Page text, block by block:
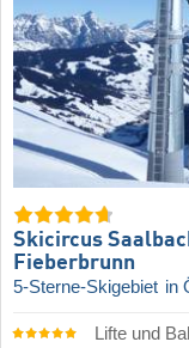
Skicircus
Fieberbrunn
5-Sterne-Skigebiet in
Lifte und